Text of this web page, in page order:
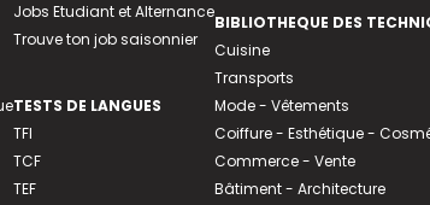
Jobs Etudiant et Alternance
Trouve ton job saisonnier
TESTS DE LANGUES
TFI
TCF
TEF
BIBLIOTHEQUE DES
Cuisine
Transports
Mode - Vêtements
Coiffure - Esthétique -
Commerce - Vente
Bâtiment - Architecture